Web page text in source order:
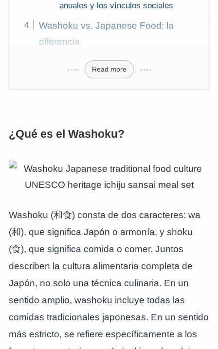
anuales y los vínculos sociales
Washoku vs. Japanese Food: la
diferencia
Read more
¿Qué es el Washoku?
Washoku (和食) consta de dos caracteres: wa
(和), que significa Japón o armonía, y shoku
(食), que significa comida o comer. Juntos
describen la cultura alimentaria completa de
Japón, no solo una técnica culinaria. En un
sentido amplio, washoku incluye todas las
comidas tradicionales japonesas. En un sentido
más estricto, se refiere específicamente a los